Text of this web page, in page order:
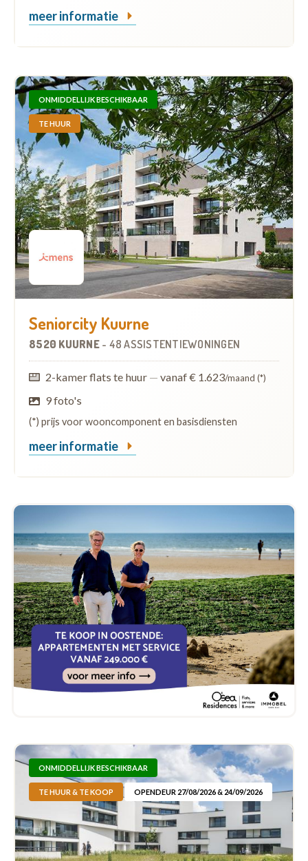
meer informatie
ONMIDDELLIJK BESCHIKBAAR
TE HUUR
Seniorcity Kuurne
8520 KUURNE - 48 ASSISTENTIEWONINGEN
2-kamer flats te huur — vanaf € 1.623/maand (*)
9 foto's
(*) prijs voor wooncomponent en basisdiensten
meer informatie
ONMIDDELLIJK BESCHIKBAAR
TE HUUR & TE KOOP OPENDEUR 27/08/2026 & 24/09/2026